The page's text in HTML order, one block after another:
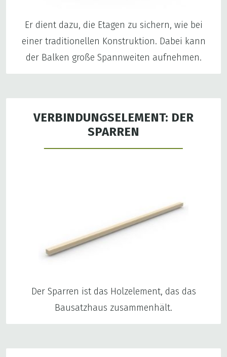
Er dient dazu, die Etagen zu sichern, wie bei
einer traditionellen Konstruktion. Dabei kann
der Balken große Spannweiten aufnehmen.
VERBINDUNGSELEMENT: DER
SPARREN
Der Sparren ist das Holzelement, das das
Bausatzhaus zusammenhält.